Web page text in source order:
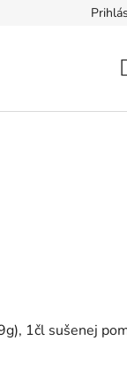
Formulár na
1čl sušenej